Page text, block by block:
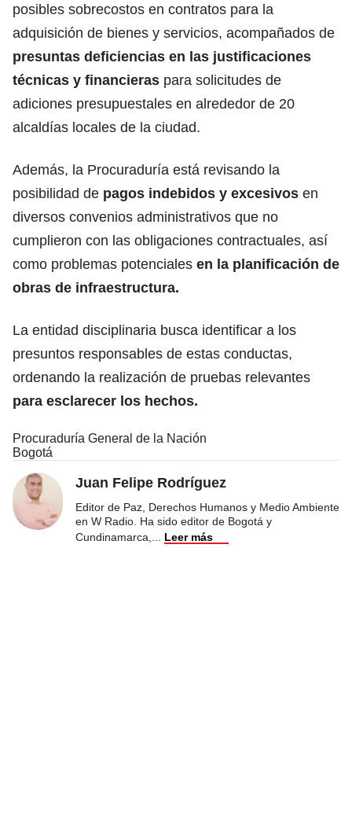
posibles sobrecostos en contratos para la
adquisición de bienes y servicios, acompañados de
presuntas deficiencias en las justificaciones
técnicas y financieras para solicitudes de
adiciones presupuestales en alrededor de 20
alcaldías locales de la ciudad.
Además, la Procuraduría está revisando la
posibilidad de pagos indebidos y excesivos en
diversos convenios administrativos que no
cumplieron con las obligaciones contractuales, así
como problemas potenciales en la planificación de
obras de infraestructura.
La entidad disciplinaria busca identificar a los
presuntos responsables de estas conductas,
ordenando la realización de pruebas relevantes
para esclarecer los hechos.
Procuraduría General de la Nación
Bogotá
Juan Felipe Rodríguez
Editor de Paz, Derechos Humanos y Medio Ambiente
en W Radio. Ha sido editor de Bogotá y
Cundinamarca,
Leer más